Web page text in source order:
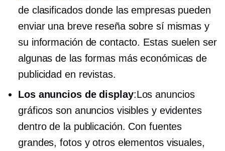
de clasificados donde las empresas pueden
enviar una breve reseña sobre sí mismas y
su información de contacto. Estas suelen ser
algunas de las formas más económicas de
publicidad en revistas.
Los anuncios de display:Los anuncios
gráficos son anuncios visibles y evidentes
dentro de la publicación. Con fuentes
grandes, fotos y otros elementos visuales,